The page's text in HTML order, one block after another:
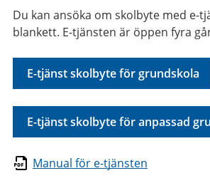
Du kan ansöka om skolbyte med e-
blankett. E-tjänsten är öppen fyra
E-tjänst skolbyte för grundskola
E-tjänst skolbyte för anpassad
Manual för e-tjänsten